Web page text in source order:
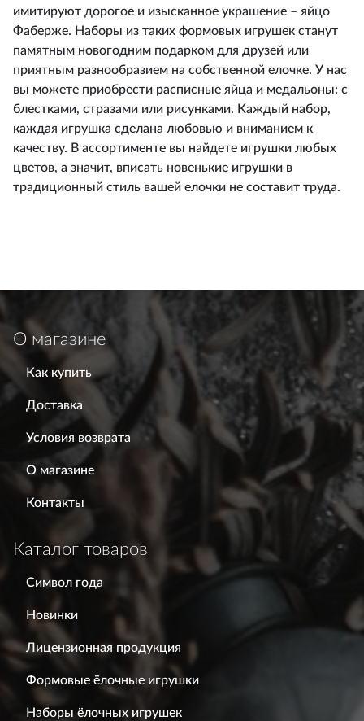
имитируют дорогое и изысканное украшение – яйцо
Фаберже. Наборы из таких формовых игрушек станут
памятным новогодним подарком для друзей или
приятным разнообразием на собственной елочке. У нас
вы можете приобрести расписные яйца и медальоны: с
блестками, стразами или рисунками. Каждый набор,
каждая игрушка сделана любовью и вниманием к
качеству. В ассортименте вы найдете игрушки любых
цветов, а значит, вписать новенькие игрушки в
традиционный стиль вашей елочки не составит труда.
О магазине
Как купить
Доставка
Условия возврата
О магазине
Контакты
Каталог товаров
Символ года
Новинки
Лицензионная продукция
Формовые ёлочные игрушки
Наборы ёлочных игрушек